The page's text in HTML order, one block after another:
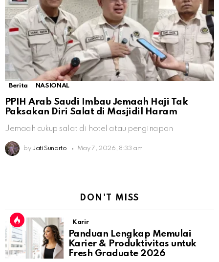
Berita NASIONAL
PPIH Arab Saudi Imbau Jemaah Haji Tak
Paksakan Diri Salat di Masjidil Haram
Jemaah cukup salat di hotel atau penginapan
by Jati Sunarto May 7, 2026, 8:33 am
DON'T MISS
Karir
Panduan Lengkap Memulai
Karier & Produktivitas untuk
Fresh Graduate 2026